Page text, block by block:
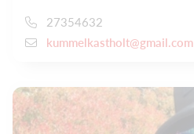
27354632
kummelkastholt@gmail.com